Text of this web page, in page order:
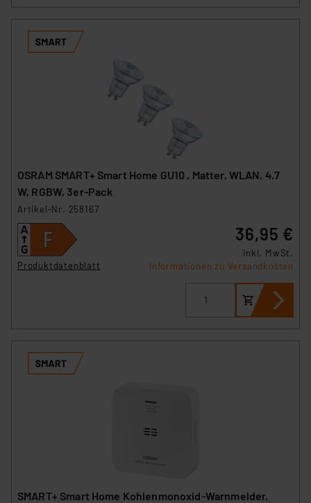
OSRAM SMART+ Smart Home GU10 , Matter, WLAN, 4.7
W, RGBW, 3er-Pack
Artikel-Nr. 258167
Produktdatenblatt
36,95 €
inkl. MwSt.
Informationen zu Versandkosten
SMART+ Smart Home Kohlenmonoxid-Warnmelder,